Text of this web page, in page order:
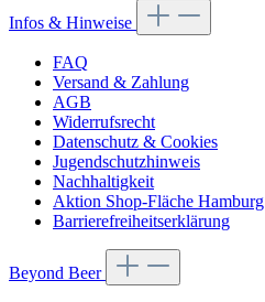
Infos & Hinweise
FAQ
Versand & Zahlung
AGB
Widerrufsrecht
Datenschutz & Cookies
Jugendschutzhinweis
Nachhaltigkeit
Aktion Shop-Fläche Hamburg
Barrierefreiheitserklärung
Beyond Beer